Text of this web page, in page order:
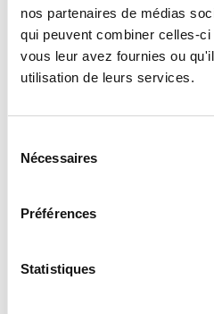
nos partenaires de médias
qui peuvent combiner celles-
vous leur avez fournies ou
utilisation de leurs services.
Nécessaires
Préférences
Statistiques
CAMPING DE
First name
Name